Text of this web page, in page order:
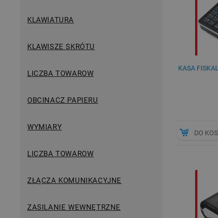
KLAWIATURA
KLAWISZE SKRÓTU
LICZBA TOWAROW
OBCINACZ PAPIERU
WYMIARY
LICZBA TOWAROW
ZŁĄCZA KOMUNIKACYJNE
ZASILANIE WEWNĘTRZNE
KASA
DO